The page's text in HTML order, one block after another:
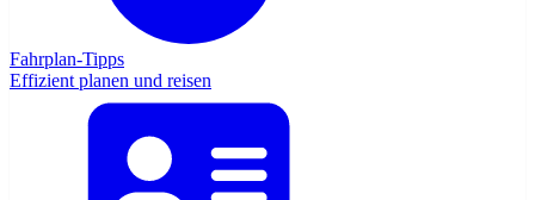
Fahrplan-Tipps
Effizient planen und reisen